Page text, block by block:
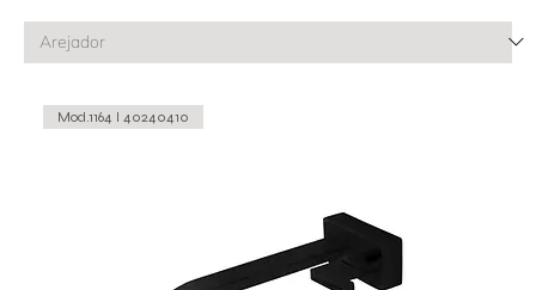
Mod.1164 I 40240410